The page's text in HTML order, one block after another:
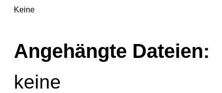
Keine
Angehängte Dateien:
keine